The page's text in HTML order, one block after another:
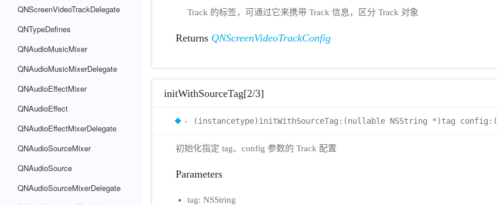
QNScreenVideoTrackDelegate
QNTypeDefines
QNAudioMusicMixer
QNAudioMusicMixerDelegate
QNAudioEffectMixer
QNAudioEffect
QNAudioEffectMixerDelegate
QNAudioSourceMixer
QNAudioSource
QNAudioSourceMixerDelegate
Track 的标签，可通过它来携带 Track 信息，区分 Track 对象
Returns QNScreenVideoTrackConfig
initWithSourceTag[2/3]
- (instancetype)initWithSourceTag:(nullable NSString *)tag config:(
初始化指定 tag、config 参数的 Track 配置
Parameters
tag: NSString